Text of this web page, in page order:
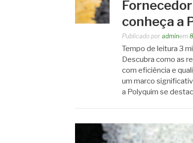
conheça a
Publicado por adminem
Tempo de leitura 3
Descubra como as
com eficiência e
um marco
a Polyquim se